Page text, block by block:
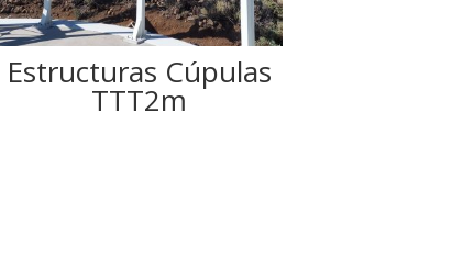
Estructuras Cúpulas
TTT2m